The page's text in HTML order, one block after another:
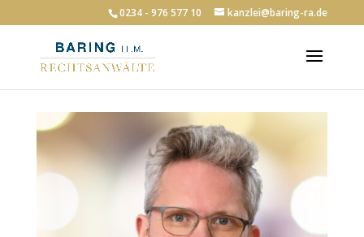
0234 - 976 577 10 kanzlei@baring-ra.de